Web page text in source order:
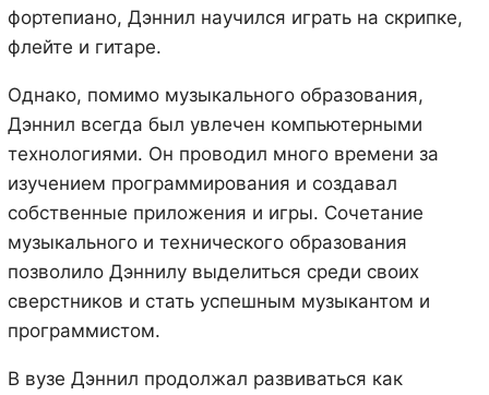
фортепиано, Дэннил научился играть на скрипке,
флейте и гитаре.
Однако, помимо музыкального образования,
Дэннил всегда был увлечен компьютерными
технологиями. Он проводил много времени за
изучением программирования и создавал
собственные приложения и игры. Сочетание
музыкального и технического образования
позволило Дэннилу выделиться среди своих
сверстников и стать успешным музыкантом и
программистом.
В вузе Дэннил продолжал развиваться как